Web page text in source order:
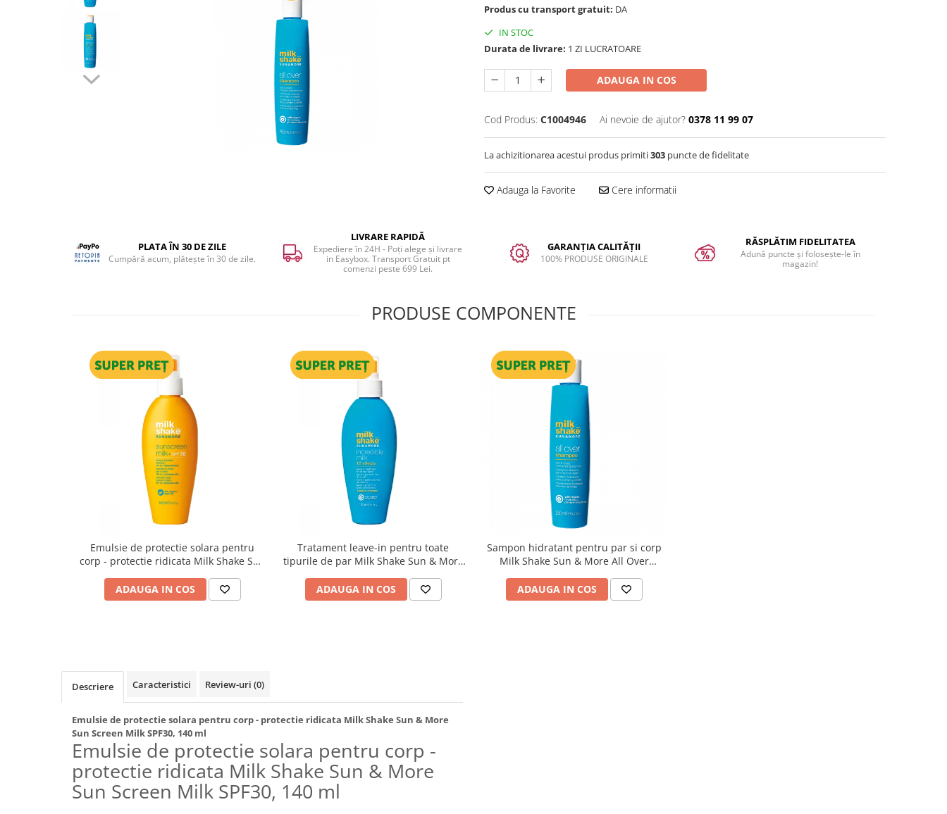
Produs cu transport gratuit: DA
IN STOC
Durata de livrare: 1 ZI LUCRATOARE
ADAUGA IN COS
Cod Produs: C1004946 Ai nevoie de ajutor? 0378 11 99 07
La achizitionarea acestui produs primiti303 puncte de fidelitate
Adauga la Favorite Cere informatii
PLATA ÎN 30 DE ZILE
Cumpără acum, plătește în 30 de zile.
LIVRARE RAPIDĂ
Expediere în 24H - Poți alege și livrare
in Easybox. Transport Gratuit pt
comenzi peste 699 Lei.
GARANȚIA CALITĂȚII
100% PRODUSE ORIGINALE
RĂSPLĂTIM FIDELITATEA
Adună puncte și folosește-le în
magazin!
PRODUSE COMPONENTE
Emulsie de protectie solara pentru
corp - protectie ridicata Milk Shake Sun
ADAUGA IN COS
Tratament leave-in pentru toate
tipurile de par Milk Shake Sun & More
ADAUGA IN COS
Sampon hidratant pentru par si corp
Milk Shake Sun & More All Over
ADAUGA IN COS
Descriere Caracteristici Review-uri (0)
Emulsie de protectie solara pentru corp - protectie ridicata Milk Shake Sun & More
Sun Screen Milk SPF30, 140 ml
Emulsie de protectie solara pentru corp -
protectie ridicata Milk Shake Sun & More
Sun Screen Milk SPF30, 140 ml